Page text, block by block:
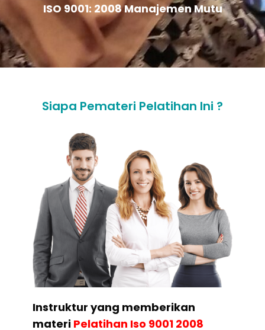
ISO 9001: 2008 Manajemen Mutu
Siapa Pemateri Pelatihan Ini ?
Instruktur yang memberikan
materi Pelatihan Iso 9001 2008